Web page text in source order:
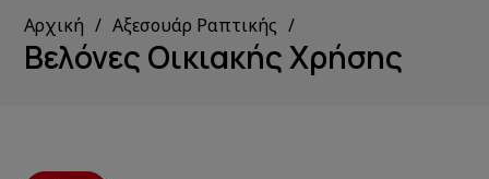
Αρχική Αξεσουάρ Ραπτικής
Βελόνες Οικιακής Χρήσης